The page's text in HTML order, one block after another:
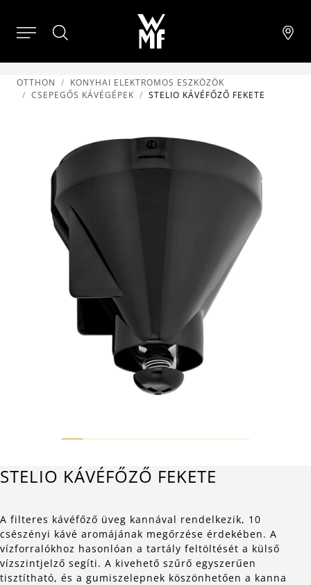
OTTHON
KONYHAI ELEKTROMOS ESZKÖZÖK
CSEPEGŐS KÁVÉGÉPEK
STELIO KÁVÉFŐZŐ FEKETE
STELIO KÁVÉFŐZŐ FEKETE
A filteres kávéfőző üveg kannával rendelkezik, 10
csészényi kávé aromájának megőrzése érdekében. A
vízforralókhoz hasonlóan a tartály feltöltését a külső
vízszintjelző segíti. A kivehető szűrő egyszerűen
tisztítható, és a gumiszelepnek köszönhetően a kanna